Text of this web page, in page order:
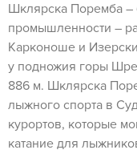
Шклярска Поремба –
промышленности –
Карконоше и
у подножия горы
886 м. Шклярска
лыжного спорта в
курортов, которые
катание для